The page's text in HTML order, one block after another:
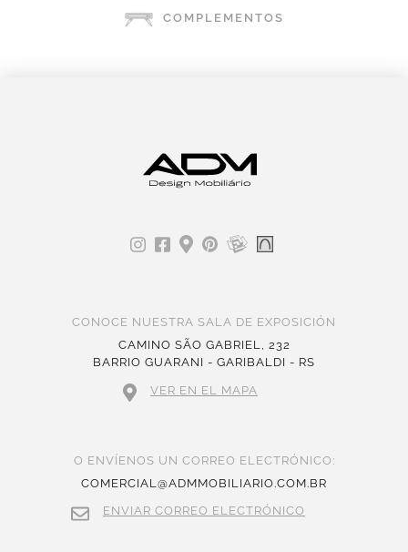
COMPLEMENTOS
CONOCE NUESTRA SALA DE EXPOSICIÓN
CAMINO SÃO GABRIEL, 232
BARRIO GUARANI - GARIBALDI - RS
VER EN EL MAPA
O ENVÍENOS UN CORREO ELECTRÓNICO:
COMERCIAL@ADMMOBILIARIO.COM.BR
ENVIAR CORREO ELECTRÓNICO